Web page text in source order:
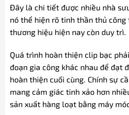
Đây là chi tiết được nhiều nhà
nó thể hiện rõ tinh thần thủ
thương hiệu hiện nay còn duy trì.
Quá trình hoàn thiện clip bạc
đoạn gia công khác nhau để đạt
hoàn thiện cuối cùng. Chính sự
mang cảm giác tinh xảo hơn
sản xuất hàng loạt bằng máy